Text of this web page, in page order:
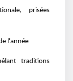
prisées
l'année
traditions